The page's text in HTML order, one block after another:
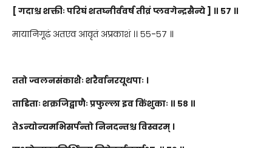
[ गदाश्च शक्तीः परिघं शतघ्नीर्ववर्ष तीव्रं प्लवगेन्द्रसैन्ये ] ॥ ५७ ॥
मायानिगूढं अतएव आवृतं अप्रकाशं ।। ५५-५७ ॥
ततो ज्वलनसंकाशैः शरैर्वानरयूथपाः ।
ताडिताः शक्रजिद्बाणैः प्रफुल्ला इव किंशुकाः ॥ ५८ ॥
तेऽन्योन्यमभिसर्पन्तो निनदन्तश्च विस्वरम् ।